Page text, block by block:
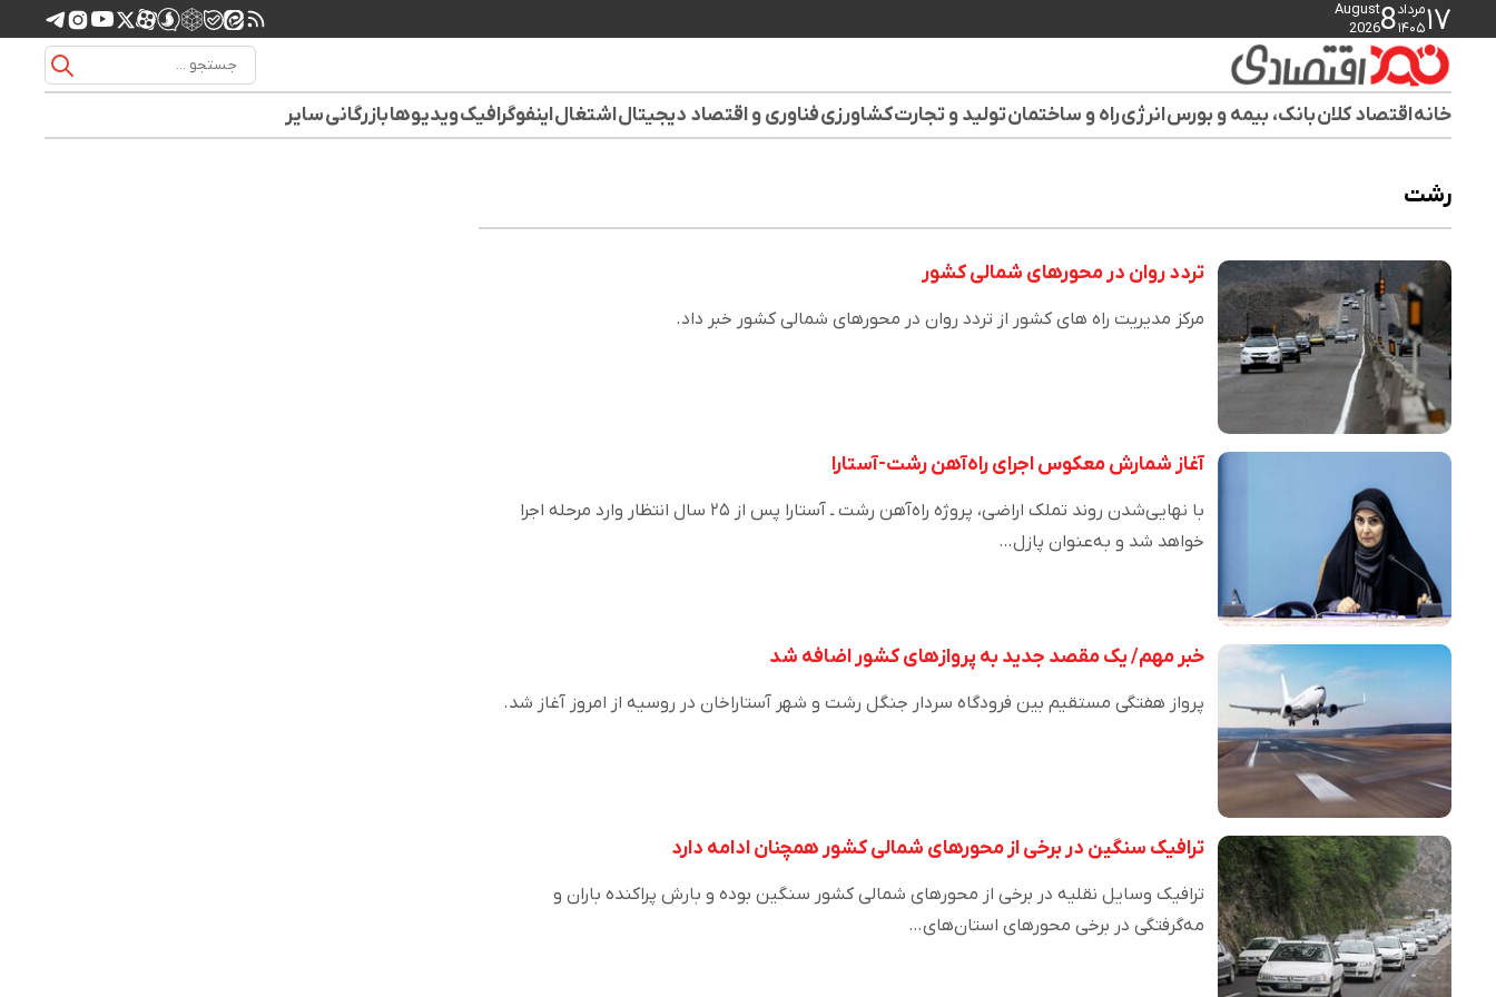
۱۷مرداد
۱۴۰۵8
August
2026
خانهاقتصاد کلانبانک، بیمه و بورسانرژیراه و ساختمانتولید و تجارتکشاورزیفناوری و اقتصاد دیجیتالاشتغالاینفوگرافیکویدیوهابازرگانیسایر
رشت
تردد روان در محورهای شمالی کشور
مرکز مدیریت راه های کشور از تردد روان در محورهای شمالی کشور خبر داد.
آغاز شمارش معکوس اجرای راه‌آهن رشت-آستارا
با نهایی‌شدن روند تملک اراضی، پروژه راه‌آهن رشت ـ آستارا پس از ۲۵ سال انتظار وارد مرحله اجرا
خواهد شد و به‌عنوان پازل…
خبر مهم/ یک مقصد جدید به پرواز‌های کشور اضافه شد
پرواز هفتگی مستقیم بین فرودگاه سردار جنگل رشت و شهر آستاراخان در روسیه از امروز آغاز شد.
ترافیک سنگین در برخی از محورهای شمالی کشور همچنان ادامه دارد
ترافیک وسایل نقلیه در برخی از محورهای شمالی کشور سنگین بوده و بارش پراکنده باران و
مه‌گرفتگی در برخی محورهای استان‌های…